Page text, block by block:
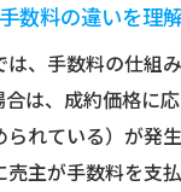
数料の違いを理
、手数料の仕組
は、成約価格に
られている）が発
主が手数料を支